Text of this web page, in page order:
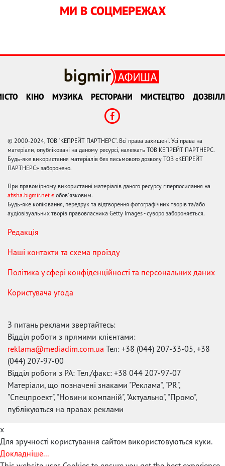
МИ В СОЦМЕРЕЖАХ
КІНО МУЗИКА РЕСТОРАНИ МИСТЕЦТВО
© 2000-2024, ТОВ "КЕПРЕЙТ ПАРТНЕРС". Всі права захищені. Усі права на
матеріали, опубліковані на даному ресурсі, належать ТОВ КЕПРЕЙТ ПАРТНЕРС.
Будь-яке використання матеріалів без письмового дозволу ТОВ «КЕПРЕЙТ
ПАРТНЕРС» заборонено.
При правомірному використанні матеріалів даного ресурсу гіперпосилання на
afisha.bigmir.net є обов'язковим.
Будь-яке копіювання, передрук та відтворення фотографічних творів та/або
аудіовізуальних творів правовласника Getty Images - суворо забороняється.
Редакція
Наші контакти та схема проїзду
Політика у сфері конфіденційності та персональних даних
Користувача угода
З питань реклами звертайтесь:
Відділ роботи з прямими клієнтами:
reklama@mediadim.com.ua Тел: +38 (044) 207-33-05, +38
(044) 207-97-00
Відділ роботи з РА: Тел./факс: +38 044 207-97-07
Матеріали, що позначені знаками "Реклама", "PR",
"Спецпроект", "Новини компаній", "Актуально", "Промо",
публікуються на правах реклами
x
Для зручності користування сайтом використовуються куки.
Докладніше...